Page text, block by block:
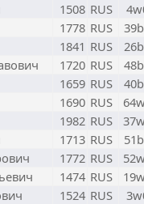
1508 RUS
1778 RUS
1841 RUS
1720 RUS
1659 RUS
1690 RUS
1982 RUS
1713 RUS
1772 RUS
1474 RUS
1524 RUS